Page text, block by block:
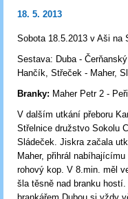
18. 5. 2013
Sobota 18.5.2013 v Aši na
Sestava: Duba -
Hančík, Střeček - Maher,
Branky: Maher Petr 2 -
V dalším utkání přeboru
Střelnice družstvo Sokolu
Sládeček. Jiskra začala
Maher, přihrál
rohový kop. V 8.min. měl
šla těsně nad branku